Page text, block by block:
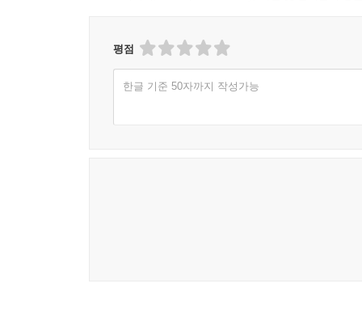
평점
한글 기준 50자까지 작성가능